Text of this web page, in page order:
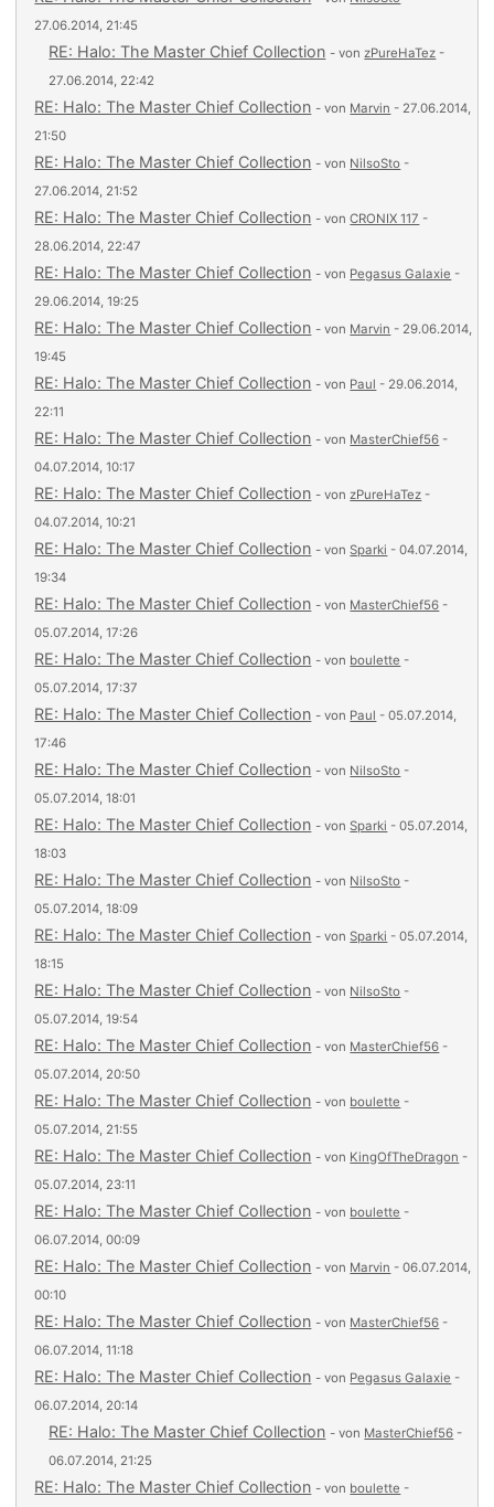
27.06.2014, 21:45
RE: Halo: The Master Chief Collection - vonzPureHaTez -
27.06.2014, 22:42
RE: Halo: The Master Chief Collection - von Marvin - 27.06.2014,
21:50
RE: Halo: The Master Chief Collection - von NilsoSto -
27.06.2014, 21:52
RE: Halo: The Master Chief Collection - vonCRONIX 117 -
28.06.2014, 22:47
RE: Halo: The Master Chief Collection - von Pegasus Galaxie -
29.06.2014, 19:25
RE: Halo: The Master Chief Collection - von Marvin - 29.06.2014,
19:45
RE: Halo: The Master Chief Collection - von Paul - 29.06.2014,
22:11
RE: Halo: The Master Chief Collection - von MasterChief56 -
04.07.2014, 10:17
RE: Halo: The Master Chief Collection - vonzPureHaTez -
04.07.2014, 10:21
RE: Halo: The Master Chief Collection - vonSparki - 04.07.2014,
19:34
RE: Halo: The Master Chief Collection - von MasterChief56 -
05.07.2014, 17:26
RE: Halo: The Master Chief Collection - von boulette -
05.07.2014, 17:37
RE: Halo: The Master Chief Collection - von Paul - 05.07.2014,
17:46
RE: Halo: The Master Chief Collection - von NilsoSto -
05.07.2014, 18:01
RE: Halo: The Master Chief Collection - vonSparki - 05.07.2014,
18:03
RE: Halo: The Master Chief Collection - von NilsoSto -
05.07.2014, 18:09
RE: Halo: The Master Chief Collection - vonSparki - 05.07.2014,
18:15
RE: Halo: The Master Chief Collection - von NilsoSto -
05.07.2014, 19:54
RE: Halo: The Master Chief Collection - von MasterChief56 -
05.07.2014, 20:50
RE: Halo: The Master Chief Collection - von boulette -
05.07.2014, 21:55
RE: Halo: The Master Chief Collection - von KingOfTheDragon -
05.07.2014, 23:11
RE: Halo: The Master Chief Collection - von boulette -
06.07.2014, 00:09
RE: Halo: The Master Chief Collection - von Marvin - 06.07.2014,
00:10
RE: Halo: The Master Chief Collection - von MasterChief56 -
06.07.2014, 11:18
RE: Halo: The Master Chief Collection - von Pegasus Galaxie -
06.07.2014, 20:14
RE: Halo: The Master Chief Collection - von MasterChief56 -
06.07.2014, 21:25
RE: Halo: The Master Chief Collection - von boulette -